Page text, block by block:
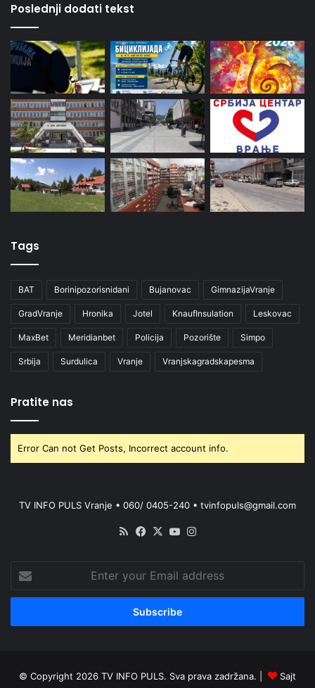
Poslednji dodati tekst
Tags
BAT Borinipozorisnidani Bujanovac GimnazijaVranje
GradVranje Hronika Jotel KnaufInsulation Leskovac
MaxBet Meridianbet Policija Pozorište Simpo
Srbija Surdulica Vranje Vranjskagradskapesma
Pratite nas
Error Can not Get Posts, Incorrect account info.
TV INFO PULS Vranje • 060/ 0405-240 • tvinfopuls@gmail.com
RSS Facebook
X YouTube
your
Email
© Copyright 2026 TV INFO PULS. Sva prava zadržana. | Sajt